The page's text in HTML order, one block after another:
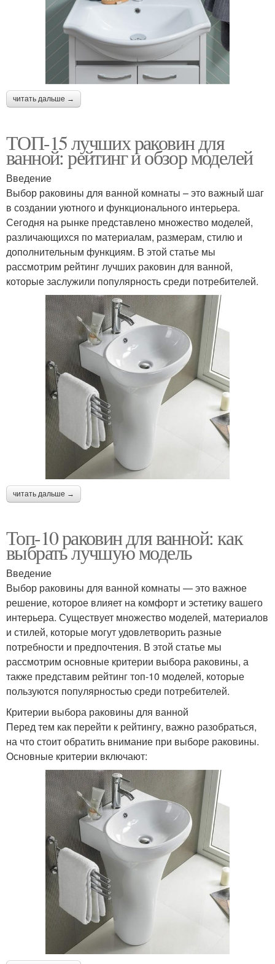
читать дальше →
ТОП-15 лучших раковин для
ванной: рейтинг и обзор моделей
Введение
Выбор раковины для ванной комнаты – это важный шаг
в создании уютного и функционального интерьера.
Сегодня на рынке представлено множество моделей,
различающихся по материалам, размерам, стилю и
дополнительным функциям. В этой статье мы
рассмотрим рейтинг лучших раковин для ванной,
которые заслужили популярность среди потребителей.
читать дальше →
Топ-10 раковин для ванной: как
выбрать лучшую модель
Введение
Выбор раковины для ванной комнаты — это важное
решение, которое влияет на комфорт и эстетику вашего
интерьера. Существует множество моделей, материалов
и стилей, которые могут удовлетворить разные
потребности и предпочтения. В этой статье мы
рассмотрим основные критерии выбора раковины, а
также представим рейтинг топ-10 моделей, которые
пользуются популярностью среди потребителей.
Критерии выбора раковины для ванной
Перед тем как перейти к рейтингу, важно разобраться,
на что стоит обратить внимание при выборе раковины.
Основные критерии включают: